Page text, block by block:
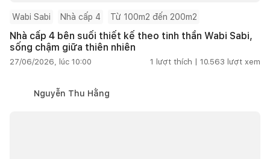
Wabi Sabi Nhà cấp 4 Từ 100m2 đến 200m2
Nhà cấp 4 bên suối thiết kế theo tinh thần Wabi Sabi,
sống chậm giữa thiên nhiên
27/06/2026, lúc 10:00 1 lượt thích | 10.563 lượt xem
Nguyễn Thu Hằng